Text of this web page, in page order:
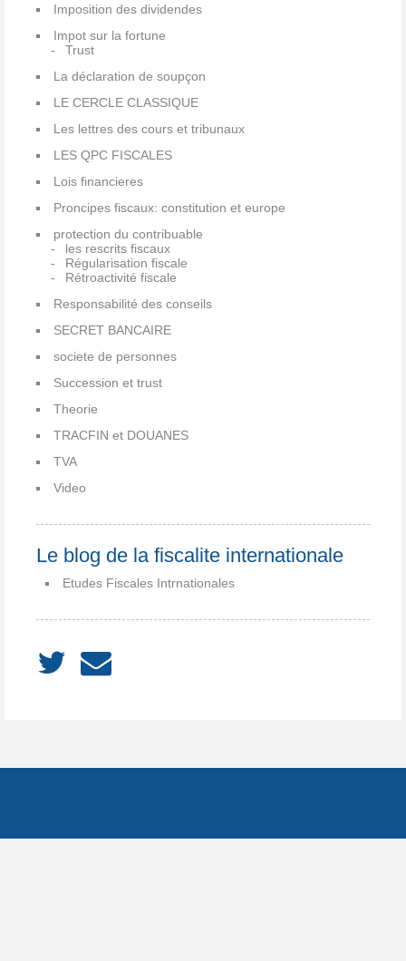
Imposition des dividendes
Impot sur la fortune
Trust
La déclaration de soupçon
LE CERCLE CLASSIQUE
Les lettres des cours et tribunaux
LES QPC FISCALES
Lois financieres
Proncipes fiscaux: constitution et europe
protection du contribuable
les rescrits fiscaux
Régularisation fiscale
Rétroactivité fiscale
Responsabilité des conseils
SECRET BANCAIRE
societe de personnes
Succession et trust
Theorie
TRACFIN et DOUANES
TVA
Video
Le blog de la fiscalite internationale
Etudes Fiscales Intrnationales